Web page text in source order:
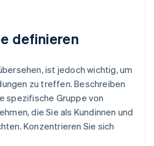
definieren
ist jedoch wichtig, um
zu treffen. Beschreiben
spezifische Gruppe von
die Sie als Kundinnen und
Konzentrieren Sie sich